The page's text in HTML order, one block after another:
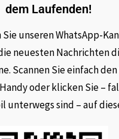
dem Laufenden!
unseren WhatsApp-
neuesten Nachrichten
Scannen Sie einfach den
oder klicken Sie –
unterwegs sind – auf